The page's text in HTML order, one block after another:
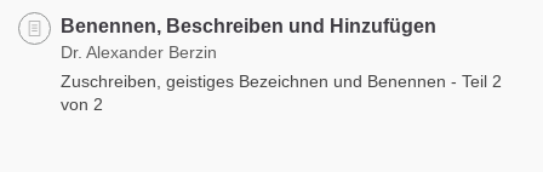
Benennen, Beschreiben und Hinzufügen
Dr. Alexander Berzin
Zuschreiben, geistiges Bezeichnen und Benennen - Teil 2
von 2